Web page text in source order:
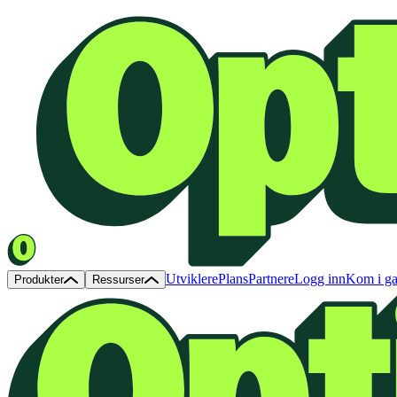
Produkter Ressurser UtviklerePlansPartnereLogg innKom i